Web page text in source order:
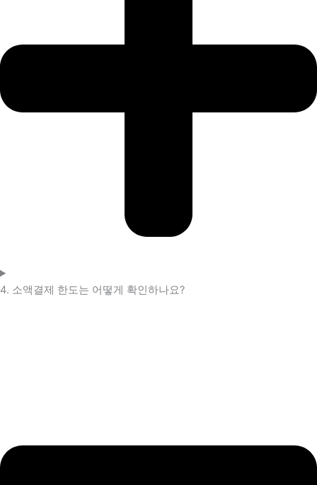
4. 소액결제 한도는 어떻게 확인하나요?